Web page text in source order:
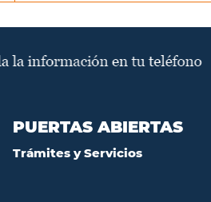
PUERTAS ABIERTAS
Trámites y Servicios